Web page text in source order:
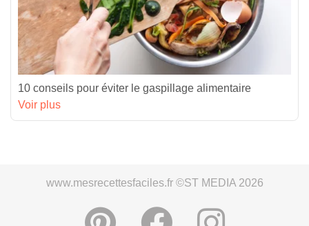
10 conseils pour éviter le gaspillage alimentaire
Voir plus
www.mesrecettesfaciles.fr ©ST MEDIA 2026